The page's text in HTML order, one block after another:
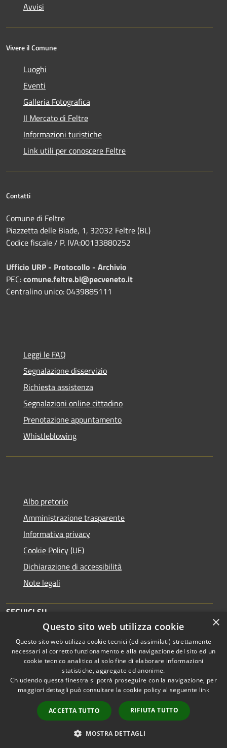
Avvisi
Vivere il Comune
Luoghi
Eventi
Galleria Fotografica
Il Mercato di Feltre
Informazioni turistiche
Link utili per conoscere Feltre
Contatti
Comune di Feltre
Piazzetta delle Biade, 1, 32032 Feltre (BL)
Codice fiscale / P. IVA:00133880252
Ufficio URP - Protocollo - Archivio
PEC:comune.feltre.bl@pecveneto.it
Centralino unico: 0439885111
Leggi le FAQ
Segnalazione disservizio
Richiesta assistenza
Segnalazioni online cittadino
Prenotazione appuntamento
Whistleblowing
Albo pretorio
Amministrazione trasparente
Informativa privacy
Cookie Policy (UE)
Dichiarazione di accessibilità
Note legali
SEGUICI SU
Facebook
RSS
Accessibilità
Copyright © 2026 • Comune di
Feltre • Powered by
Municipium•
Accesso
redazione
Cookie
Questo sito utilizza cookie tecnici, analytics e di terze
parti. Proseguendo nella navigazione accetti l'utilizzo dei
cookie.Per maggiori informazioni consulta la Cookie
×
Questo sito web utilizza cookie
Questo sito web utilizza cookie tecnici (ed assimilati) strettamente
necessari al corretto funzionamento e alla navigazione del sito ed un
cookie tecnico analitico al solo fine di elaborare informazioni
statistiche, aggregate ed anonime.
Chiudendo questa finestra si potrà proseguire con la navigazione, per
maggiori dettagli può consultare la cookie policy al seguente link
ACCETTA TUTTO RIFIUTA TUTTO
MOSTRA DETTAGLI